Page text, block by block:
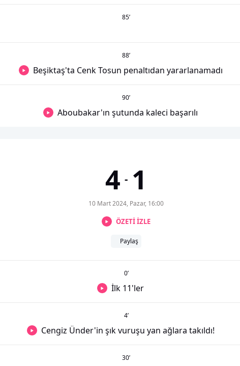
85’
88’
Beşiktaş'ta Cenk Tosun penaltıdan yararlanamadı
90’
Aboubakar'ın şutunda kaleci başarılı
4 - 1
10 Mart 2024, Pazar, 16:00
ÖZETİ İZLE
Paylaş
0’
İlk 11'ler
4’
Cengiz Ünder'in şık vuruşu yan ağlara takıldı!
30’